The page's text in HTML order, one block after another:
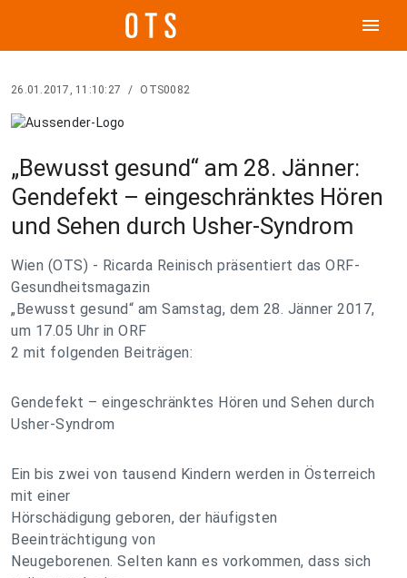
menu
26.01.2017, 11:10:27 / OTS0082
„Bewusst gesund“ am 28. Jänner:
Gendefekt – eingeschränktes Hören
und Sehen durch Usher-Syndrom
Wien (OTS) - Ricarda Reinisch präsentiert das ORF-
Gesundheitsmagazin
„Bewusst gesund“ am Samstag, dem 28. Jänner 2017,
um 17.05 Uhr in ORF
2 mit folgenden Beiträgen:
Gendefekt – eingeschränktes Hören und Sehen durch
Usher-Syndrom
Ein bis zwei von tausend Kindern werden in Österreich
mit einer
Hörschädigung geboren, der häufigsten
Beeinträchtigung von
Neugeborenen. Selten kann es vorkommen, dass sich